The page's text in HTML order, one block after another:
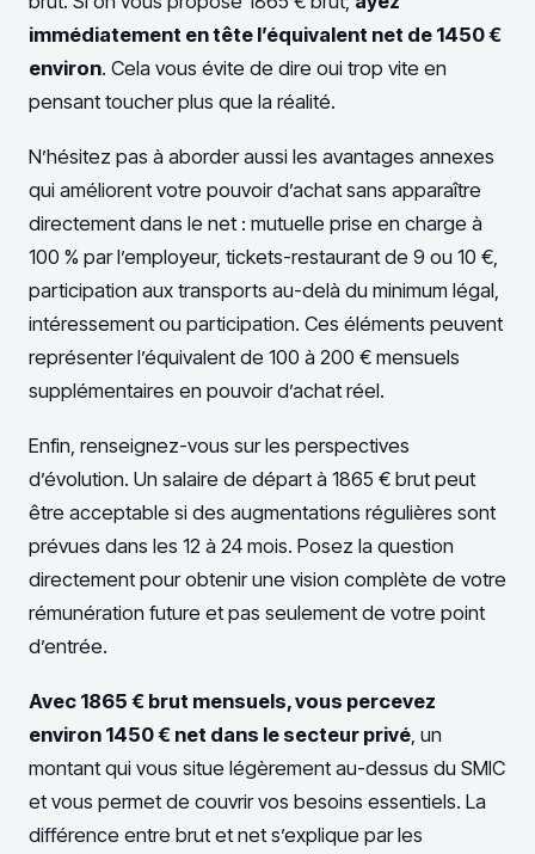
immédiatement en tête l’équivalent net de 1450 €
environ. Cela vous évite de dire oui trop vite en
pensant toucher plus que la réalité.
N’hésitez pas à aborder aussi les avantages annexes
qui améliorent votre pouvoir d’achat sans apparaître
directement dans le net : mutuelle prise en charge à
100 % par l’employeur, tickets-restaurant de 9 ou 10 €,
participation aux transports au-delà du minimum légal,
intéressement ou participation. Ces éléments peuvent
représenter l’équivalent de 100 à 200 € mensuels
supplémentaires en pouvoir d’achat réel.
Enfin, renseignez-vous sur les perspectives
d’évolution. Un salaire de départ à 1865 € brut peut
être acceptable si des augmentations régulières sont
prévues dans les 12 à 24 mois. Posez la question
directement pour obtenir une vision complète de votre
rémunération future et pas seulement de votre point
d’entrée.
Avec 1865 € brut mensuels, vous percevez
environ 1450 € net dans le secteur privé , un
montant qui vous situe légèrement au-dessus du SMIC
et vous permet de couvrir vos besoins essentiels. La
différence entre brut et net s’explique par les